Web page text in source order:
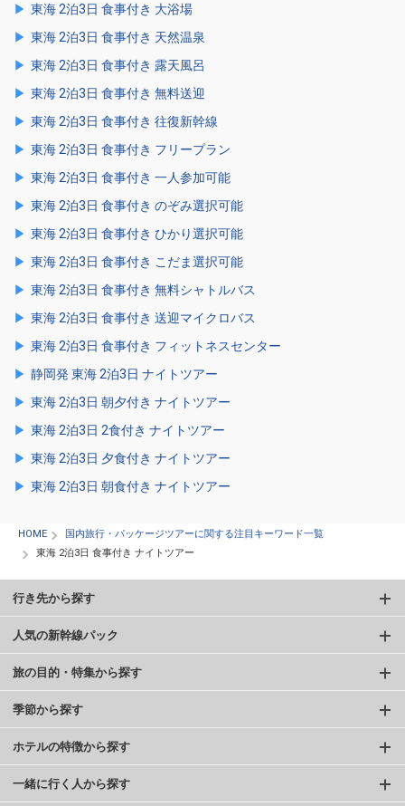
東海 2泊3日 食事付き 大浴場
東海 2泊3日 食事付き 天然温泉
東海 2泊3日 食事付き 露天風呂
東海 2泊3日 食事付き 無料送迎
東海 2泊3日 食事付き 往復新幹線
東海 2泊3日 食事付き フリープラン
東海 2泊3日 食事付き 一人参加可能
東海 2泊3日 食事付き のぞみ選択可能
東海 2泊3日 食事付き ひかり選択可能
東海 2泊3日 食事付き こだま選択可能
東海 2泊3日 食事付き 無料シャトルバス
東海 2泊3日 食事付き 送迎マイクロバス
東海 2泊3日 食事付き フィットネスセンター
静岡発 東海 2泊3日 ナイトツアー
東海 2泊3日 朝夕付き ナイトツアー
東海 2泊3日 2食付き ナイトツアー
東海 2泊3日 夕食付き ナイトツアー
東海 2泊3日 朝食付き ナイトツアー
HOME
国内旅行・パッケージツアーに関する注目キーワード一覧
東海 2泊3日 食事付き ナイトツアー
行き先から探す
人気の新幹線パック
旅の目的・特集から探す
季節から探す
ホテルの特徴から探す
一緒に行く人から探す